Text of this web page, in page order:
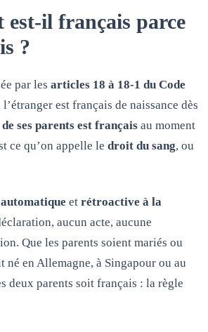
est-il français parce
?
par les articles 18 à 18-1 du Code
est français de naissance dès
ses parents est français au moment
ce qu’on appelle le droit du sang, ou
automatique et rétroactive à la
aucun acte, aucune
Que les parents soient mariés ou
né en Allemagne, à Singapour ou au
deux parents soit français : la règle